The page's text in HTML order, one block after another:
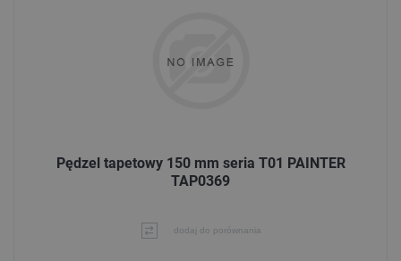
Pędzel tapetowy 150 mm seria T01 PAINTER
TAP0369
dodaj do porównania